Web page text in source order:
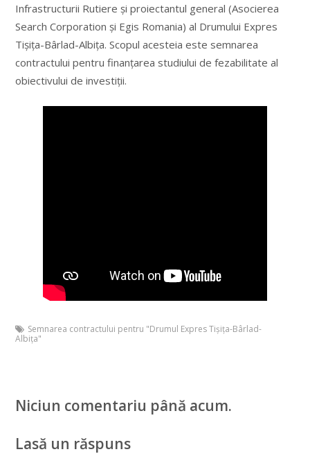
Infrastructurii Rutiere și proiectantul general (Asocierea
Search Corporation și Egis Romania) al Drumului Expres
Tișița-Bârlad-Albița. Scopul acesteia este semnarea
contractului pentru finanțarea studiului de fezabilitate al
obiectivului de investiții.
Semnarea contractului pentru "Drumul Expres Tișița-Bârlad-
Albița"
Niciun comentariu până acum.
Lasă un răspuns